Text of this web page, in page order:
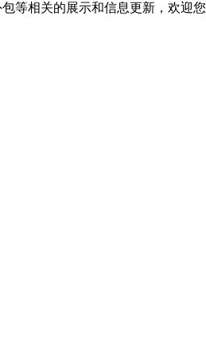
等相关的展示和信息更新，欢迎